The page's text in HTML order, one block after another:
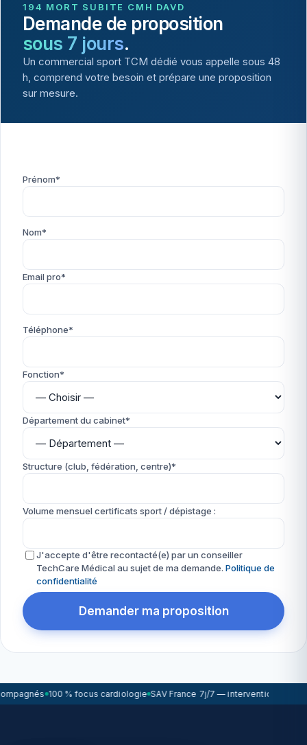
194 MORT SUBITE CMH DAVD
Demande de proposition
sous 7 jours.
Un commercial sport TCM dédié vous appelle sous 48
h, comprend votre besoin et prépare une proposition
sur mesure.
Prénom*
Nom*
Email pro*
Téléphone*
Fonction*
Département du cabinet*
Structure (club, fédération, centre)*
Volume mensuel certificats sport / dépistage :
J'accepte d'être recontacté(e) par un conseiller
TechCare Médical au sujet de ma demande. Politique de
confidentialité
Demander ma proposition
100 % focus cardiologie SAV France 7j/7 — intervention sous